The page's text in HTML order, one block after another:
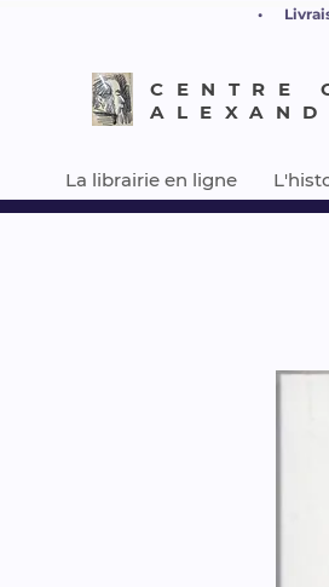
CENTRE
La librairie en ligne
• L